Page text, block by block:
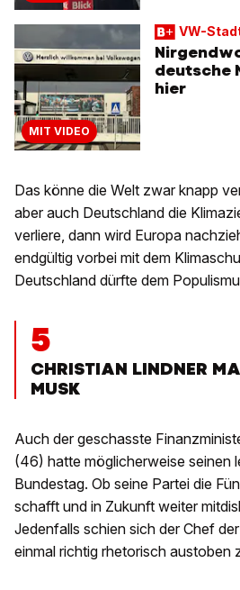
MIT VIDEO
VW-
deutsche
hier
Das könne die Welt zwar knapp
aber auch Deutschland die
verliere, dann wird Europa
endgültig vorbei mit dem
Deutschland dürfte dem
5
CHRISTIAN LINDNER
MUSK
Auch der geschasste
(46) hatte möglicherweise seinen
Bundestag. Ob seine Partei die
schafft und in Zukunft weiter
Jedenfalls schien sich der Chef
einmal richtig rhetorisch austoben